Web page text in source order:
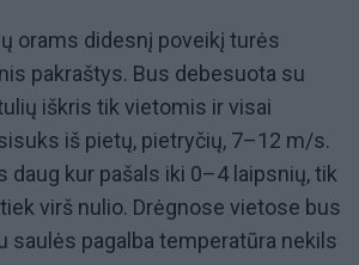
orams didesnį poveikį turės
pakraštys. Bus debesuota su
iškris tik vietomis ir visai
iš pietų, pietryčių, 7–12 m/s.
daug kur pašals iki 0–4 laipsnių, tik
virš nulio. Drėgnose vietose bus
saulės pagalba temperatūra nekils